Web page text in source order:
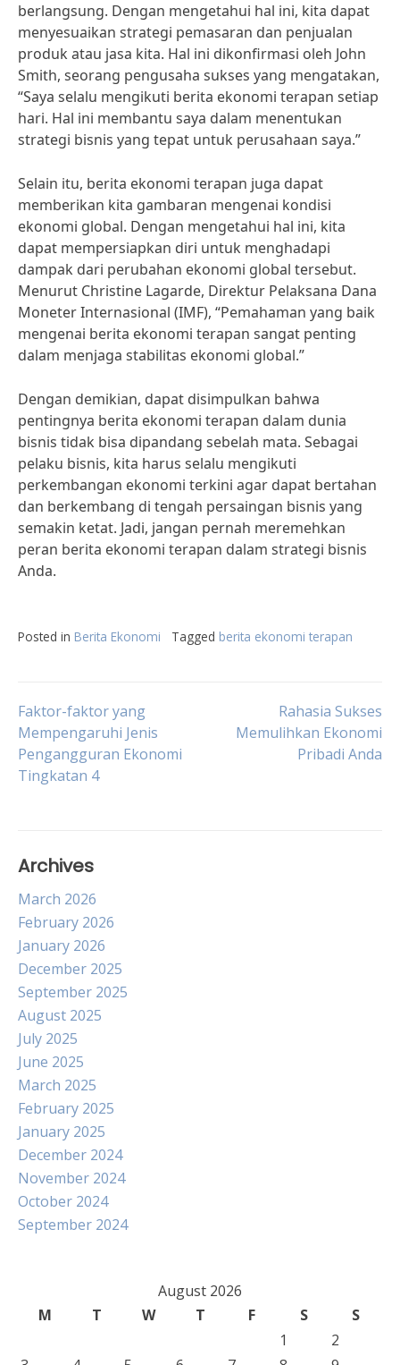
berlangsung. Dengan mengetahui hal ini, kita dapat
menyesuaikan strategi pemasaran dan penjualan
produk atau jasa kita. Hal ini dikonfirmasi oleh John
Smith, seorang pengusaha sukses yang mengatakan,
“Saya selalu mengikuti berita ekonomi terapan setiap
hari. Hal ini membantu saya dalam menentukan
strategi bisnis yang tepat untuk perusahaan saya.”
Selain itu, berita ekonomi terapan juga dapat
memberikan kita gambaran mengenai kondisi
ekonomi global. Dengan mengetahui hal ini, kita
dapat mempersiapkan diri untuk menghadapi
dampak dari perubahan ekonomi global tersebut.
Menurut Christine Lagarde, Direktur Pelaksana Dana
Moneter Internasional (IMF), “Pemahaman yang baik
mengenai berita ekonomi terapan sangat penting
dalam menjaga stabilitas ekonomi global.”
Dengan demikian, dapat disimpulkan bahwa
pentingnya berita ekonomi terapan dalam dunia
bisnis tidak bisa dipandang sebelah mata. Sebagai
pelaku bisnis, kita harus selalu mengikuti
perkembangan ekonomi terkini agar dapat bertahan
dan berkembang di tengah persaingan bisnis yang
semakin ketat. Jadi, jangan pernah meremehkan
peran berita ekonomi terapan dalam strategi bisnis
Anda.
Posted in Berita Ekonomi Tagged berita ekonomi terapan
Post
navigation
Faktor-faktor yang
Mempengaruhi Jenis
Pengangguran Ekonomi
Tingkatan 4
Rahasia Sukses
Memulihkan Ekonomi
Pribadi Anda
Archives
March 2026
February 2026
January 2026
December 2025
September 2025
August 2025
July 2025
June 2025
March 2025
February 2025
January 2025
December 2024
November 2024
October 2024
September 2024
August 2026
M
T W T F S
S
1
2